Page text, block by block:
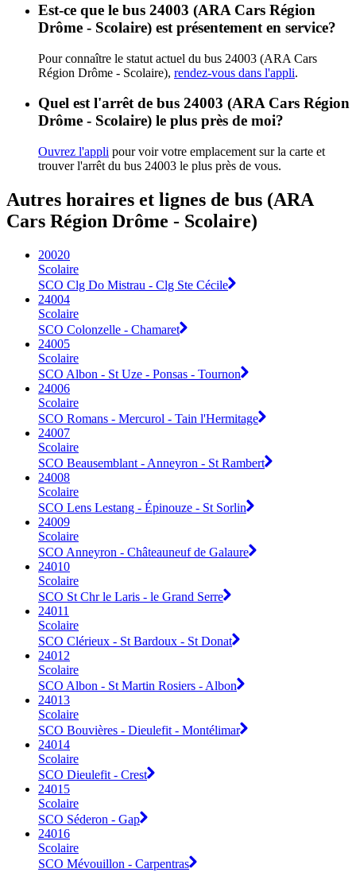
Est-ce que le bus 24003 (ARA Cars Région
Drôme - Scolaire) est présentement en service?
Pour connaître le statut actuel du bus 24003 (ARA Cars
Région Drôme - Scolaire), rendez-vous dans l'appli.
Quel est l'arrêt de bus 24003 (ARA Cars Région
Drôme - Scolaire) le plus près de moi?
Ouvrez l'appli pour voir votre emplacement sur la carte et
trouver l'arrêt du bus 24003 le plus près de vous.
Autres horaires et lignes de bus (ARA
Cars Région Drôme - Scolaire)
20020
Scolaire
SCO Clg Do Mistrau - Clg Ste Cécile
24004
Scolaire
SCO Colonzelle - Chamaret
24005
Scolaire
SCO Albon - St Uze - Ponsas - Tournon
24006
Scolaire
SCO Romans - Mercurol - Tain l'Hermitage
24007
Scolaire
SCO Beausemblant - Anneyron - St Rambert
24008
Scolaire
SCO Lens Lestang - Épinouze - St Sorlin
24009
Scolaire
SCO Anneyron - Châteauneuf de Galaure
24010
Scolaire
SCO St Chr le Laris - le Grand Serre
24011
Scolaire
SCO Clérieux - St Bardoux - St Donat
24012
Scolaire
SCO Albon - St Martin Rosiers - Albon
24013
Scolaire
SCO Bouvières - Dieulefit - Montélimar
24014
Scolaire
SCO Dieulefit - Crest
24015
Scolaire
SCO Séderon - Gap
24016
Scolaire
SCO Mévouillon - Carpentras